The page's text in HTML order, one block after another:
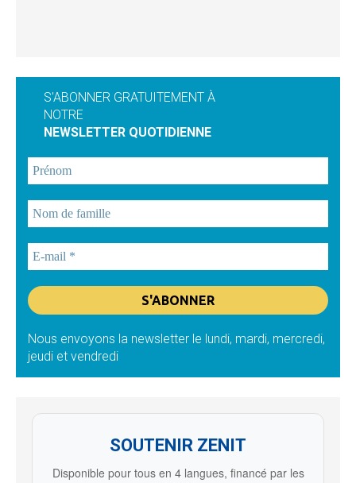
S'ABONNER GRATUITEMENT À
NOTRE
NEWSLETTER QUOTIDIENNE
Nous envoyons la newsletter le lundi, mardi, mercredi,
jeudi et vendredi
SOUTENIR ZENIT
Disponible pour tous en 4 langues, financé par les